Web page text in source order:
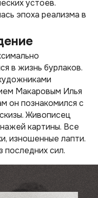
устоев.
эпоха реализма в
в жизнь бурлаков.
Макаровым Илья
он познакомился с
Живописец
картины. Все
изношенные лапти.
последних сил.